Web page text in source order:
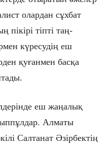
олардан сұхбат
пікірі тіпті таң-
күресудің еш
қуғанмен басқа
еш жаңалық
Алматы
Салтанат Әзірбектің